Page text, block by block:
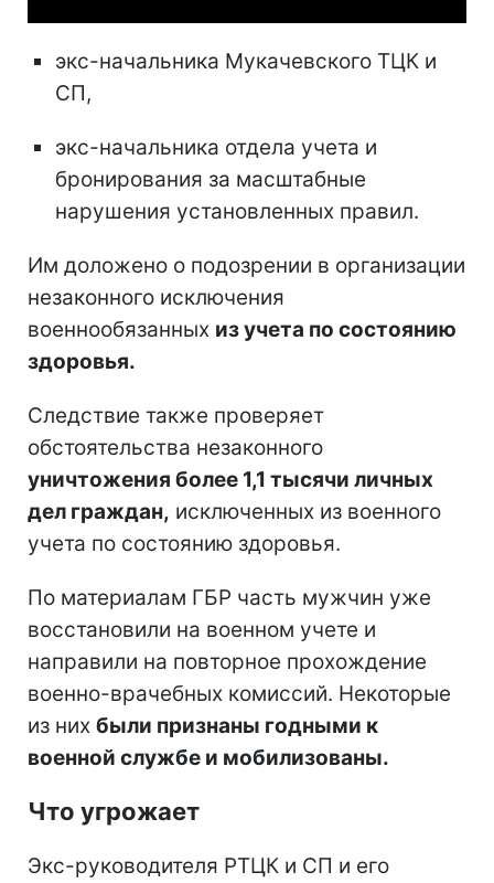
экс-начальника Мукачевского ТЦК и
СП,
экс-начальника отдела учета и
бронирования за масштабные
нарушения установленных правил.
Им доложено о подозрении в организации
незаконного исключения
военнообязанных из учета по состоянию
здоровья.
Следствие также проверяет
обстоятельства незаконного
уничтожения более 1,1 тысячи личных
дел граждан, исключенных из военного
учета по состоянию здоровья.
По материалам ГБР часть мужчин уже
восстановили на военном учете и
направили на повторное прохождение
военно-врачебных комиссий. Некоторые
из них были признаны годными к
военной службе и мобилизованы.
Что угрожает
Экс-руководителя РТЦК и СП и его